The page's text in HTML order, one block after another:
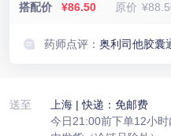
搭配价 ¥86.50 原价
药师点评：
送至 上海 | 快递：免邮费
今日21:00前下单12小